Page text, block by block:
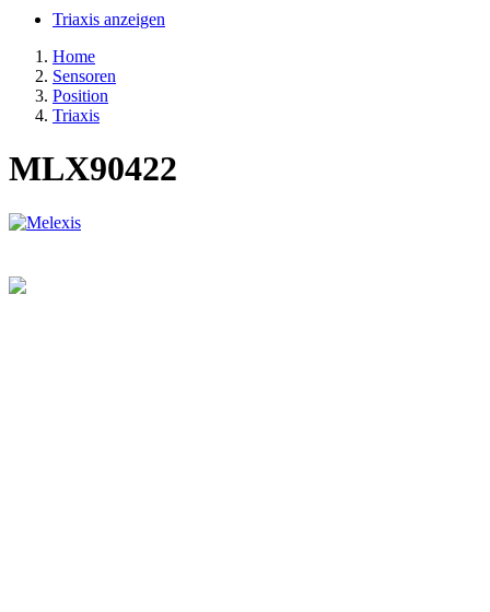
Triaxis anzeigen
Home
Sensoren
Position
Triaxis
MLX90422